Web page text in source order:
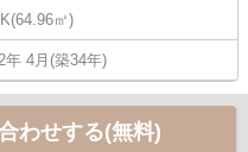
㎡)
年 4月(築34年)
わせする(無料)